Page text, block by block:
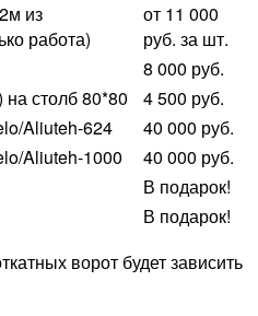
из
работа)
от 11 000
руб. за шт.
8 000 руб.
столб 80*80
4 500 руб.
Aliuteh-624
40 000 руб.
Aliuteh-1000
40 000 руб.
В подарок!
В подарок!
ворот будет зависить